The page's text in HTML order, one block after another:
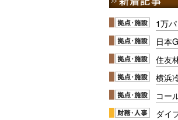
1万
日本
住友
横浜
コー
ダイ